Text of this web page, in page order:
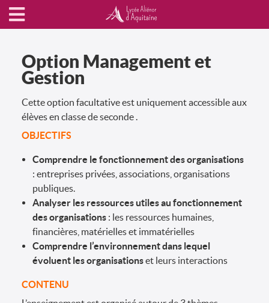
Option Management et
Gestion
Cette option facultative est uniquement accessible aux
élèves en classe de seconde .
OBJECTIFS
Comprendre le fonctionnement des organisations
: entreprises privées, associations, organisations
publiques.
Analyser les ressources utiles au fonctionnement
des organisations: les ressources humaines,
financières, matérielles et immatérielles
Comprendre l’environnement dans lequel
évoluent les organisationset leurs interactions
CONTENU